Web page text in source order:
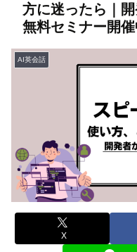
方に迷ったら｜
無料セミナー開
AI英会話
X